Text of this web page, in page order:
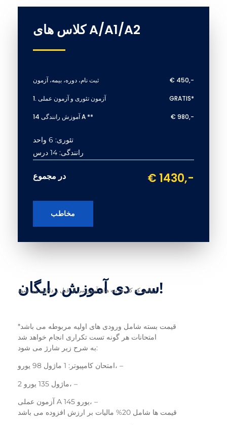
کلاس های A/A1/A2
ثبت نام، دوره، بیمه، آزمون € 450,-
1. آزمون تئوری و آزمون عملی GRATIS*
14 آموزش رانندگی A ** € 980,-
تئوری: 6 واحد
رانندگی: 14 درس
در مجموع € 1430,-
مخاطب
سی دی آموزش رایگان! زمانی که کل هزینه های آموزشی از قبل پرداخت می شود
*قیمت بسته شامل ورودی های اولیه مربوطه می باشد
امتحانات هر گونه تست تکراری انجام خواهد شد
به شرح زیر شارژ می شود:
امتحان کامپیوتر: 1 ماژول 98 یورو، –
2 ماژول 135 یورو، –
آزمون عملی A 145 یورو، –
قیمت ها شامل 20% مالیات بر ارزش افزوده می باشد